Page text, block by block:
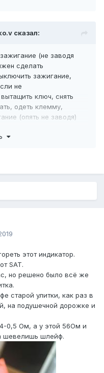
сказал:
(не заводя
сделать
зажигание,
не
ключ, снять
одеть клемму,
(опять не заводя)
этот индикатор.
SAT.
но решено было всё же
старой улитки, как раз в
на подушечной дорожке и
0,5 Ом, а у этой 56Ом и
шевелишь шлейф.